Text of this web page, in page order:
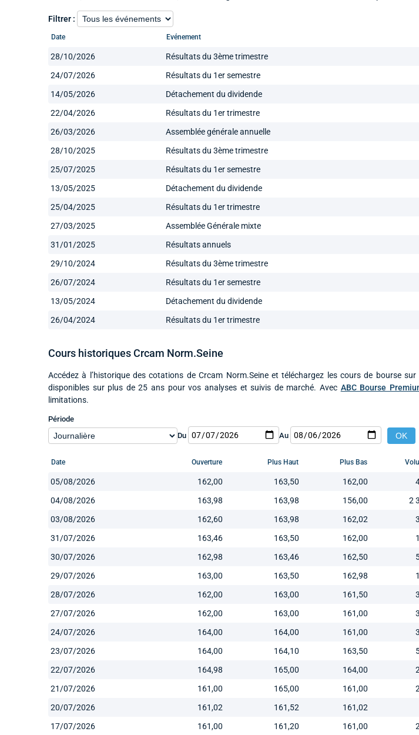
Filtrer :
Date Evénement
28/10/2026
Résultats du 3ème trimestre
24/07/2026
Résultats du 1er semestre
14/05/2026
Détachement du dividende
22/04/2026
Résultats du 1er trimestre
26/03/2026
Assemblée générale annuelle
28/10/2025
Résultats du 3ème trimestre
25/07/2025
Résultats du 1er semestre
13/05/2025
Détachement du dividende
25/04/2025
Résultats du 1er trimestre
27/03/2025
Assemblée Générale mixte
31/01/2025
Résultats annuels
29/10/2024
Résultats du 3ème trimestre
26/07/2024
Résultats du 1er semestre
13/05/2024
Détachement du dividende
26/04/2024
Résultats du 1er trimestre
Cours historiques Crcam Norm.Seine
Accédez à l’historique des cotations de Crcam Norm.Seine et téléchargez les cours de bourse
disponibles sur plus de 25 ans pour vos analyses et suivis de marché. Avec ABC Bourse
limitations.
Période
Du
Au
Date Ouverture Plus Haut Plus Bas
05/08/2026 162,00 163,50 162,00
04/08/2026
163,98 163,98 156,00 2
03/08/2026
162,60 163,98 162,02
31/07/2026
163,46 163,50 162,00
30/07/2026
162,98 163,46 162,50
29/07/2026
163,00 163,50 162,98
28/07/2026
162,00 163,00 161,50
27/07/2026
162,00 163,00 161,00
24/07/2026
164,00 164,00 161,00
23/07/2026
164,00 164,10 163,50
22/07/2026
164,98 165,00 164,00
21/07/2026
161,00 165,00 161,00
20/07/2026
161,02 161,52 161,02
17/07/2026
161,00 161,20 161,00